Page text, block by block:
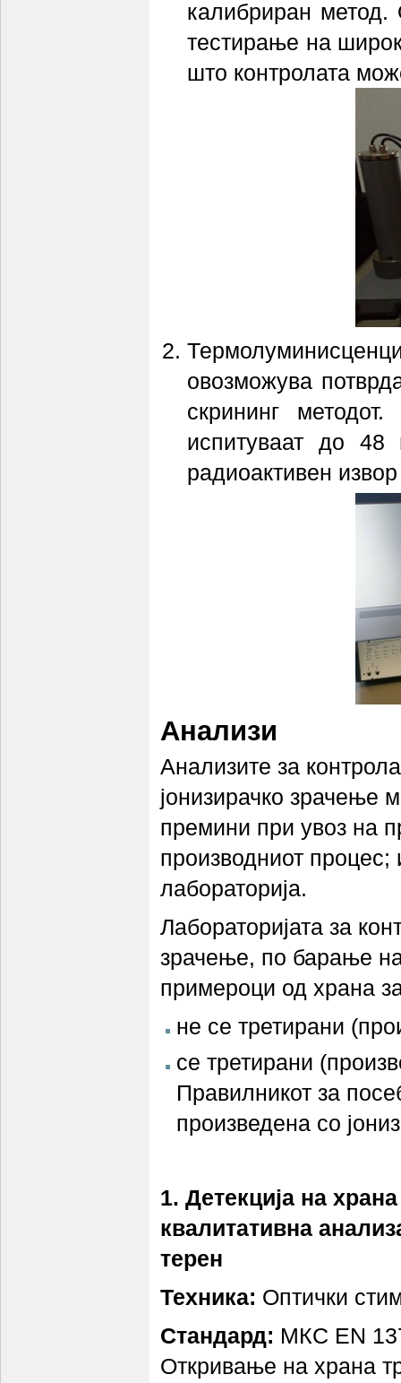
калибриран метод.
тестирање на
што контролата
овозможува
скрининг
испитуваат до
радиоактивен
Анализи
Анализите за
јонизирачко зрачење
премини при увоз на
производниот
лабораторија.
Лабораторијата за
зрачење, по барање
примероци од храна
не се третирани
се третирани
Правилникот за
произведена со
1. Детекција на
квалитативна
терен
Техника: Оптички
Стандард: МКС EN
Откривање на храна